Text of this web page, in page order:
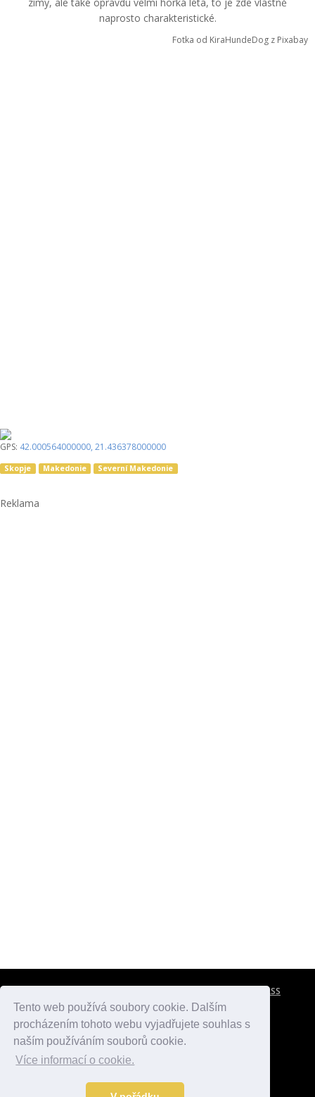
Tento web používá soubory cookie. Dalším
procházením tohoto webu vyjadřujete souhlas s
naším používáním souborů cookie.
Více informací o cookie.
naprosto charakteristické.
Fotka od KiraHundeDog z Pixabay
GPS: 42.000564000000, 21.436378000000
Skopje Makedonie Severní Makedonie
Reklama
RSS
atlaspamatek.info
Data o počasí jsou přebírána z